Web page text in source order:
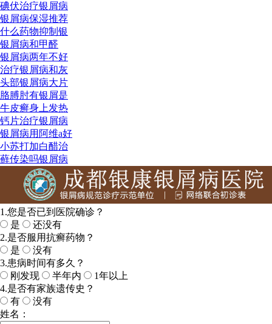
碘伏治疗银屑病
银屑病保湿推荐
什么药物抑制银
银屑病和甲醛
银屑病两年不好
治疗银屑病和灰
头部银屑病大片
胳膊肘有银屑是
牛皮癣身上发热
钙片治疗银屑病
银屑病用阿维a好
小苏打加白醋治
藓传染吗银屑病
1.您是否已到医院确诊？
是
还没有
2.是否服用抗癣药物？
是
没有
3.患病时间有多久？
刚发现
半年内
1年以上
4.是否有家族遗传史？
有
没有
姓名：